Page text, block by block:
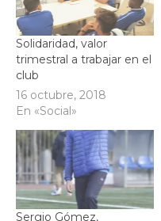
Solidaridad, valor
trimestral a trabajar en el
club
16 octubre, 2018
En «Social»
Sergio Gómez,